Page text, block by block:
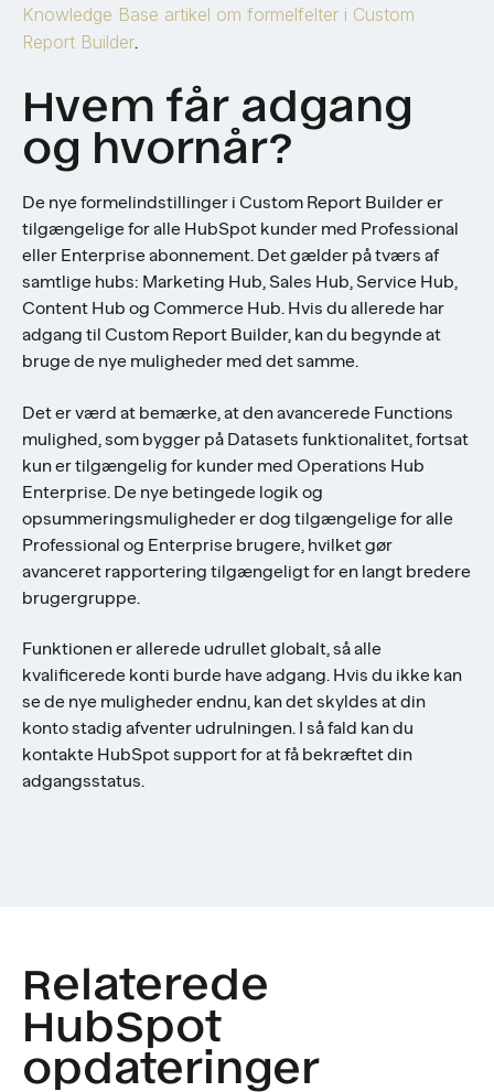
Knowledge Base artikel om formelfelter i Custom
Report Builder.
Hvem får adgang
og hvornår?
De nye formelindstillinger i Custom Report Builder er
tilgængelige for alle HubSpot kunder med Professional
eller Enterprise abonnement. Det gælder på tværs af
samtlige hubs: Marketing Hub, Sales Hub, Service Hub,
Content Hub og Commerce Hub. Hvis du allerede har
adgang til Custom Report Builder, kan du begynde at
bruge de nye muligheder med det samme.
Det er værd at bemærke, at den avancerede Functions
mulighed, som bygger på Datasets funktionalitet, fortsat
kun er tilgængelig for kunder med Operations Hub
Enterprise. De nye betingede logik og
opsummeringsmuligheder er dog tilgængelige for alle
Professional og Enterprise brugere, hvilket gør
avanceret rapportering tilgængeligt for en langt bredere
brugergruppe.
Funktionen er allerede udrullet globalt, så alle
kvalificerede konti burde have adgang. Hvis du ikke kan
se de nye muligheder endnu, kan det skyldes at din
konto stadig afventer udrulningen. I så fald kan du
kontakte HubSpot support for at få bekræftet din
adgangsstatus.
Relaterede
HubSpot
opdateringer